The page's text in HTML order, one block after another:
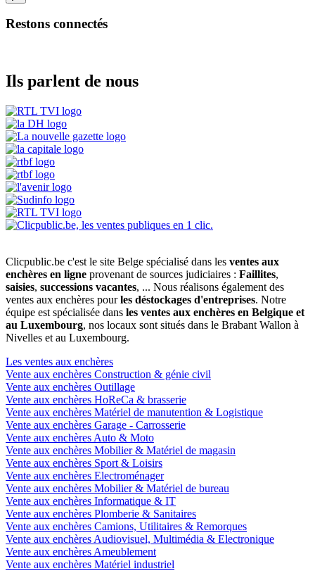
Restons connectés
Ils parlent de nous
Clicpublic.be c'est le site Belge spécialisé dans les ventes aux
enchères en ligne provenant de sources judiciaires : Faillites,
saisies, successions vacantes, ... Nous réalisons également des
ventes aux enchères pourles déstockages d'entreprises. Notre
équipe est spécialisée dans les ventes aux enchères en Belgique et
au Luxembourg, nos locaux sont situés dans le Brabant Wallon à
Nivelles et au Luxembourg.
Les ventes aux enchères
Vente aux enchères Construction & génie civil
Vente aux enchères Outillage
Vente aux enchères HoReCa & brasserie
Vente aux enchères Matériel de manutention & Logistique
Vente aux enchères Garage - Carrosserie
Vente aux enchères Auto & Moto
Vente aux enchères Mobilier & Matériel de magasin
Vente aux enchères Sport & Loisirs
Vente aux enchères Electroménager
Vente aux enchères Mobilier & Matériel de bureau
Vente aux enchères Informatique & IT
Vente aux enchères Plomberie & Sanitaires
Vente aux enchères Camions, Utilitaires & Remorques
Vente aux enchères Audiovisuel, Multimédia & Electronique
Vente aux enchères Ameublement
Vente aux enchères Matériel industriel